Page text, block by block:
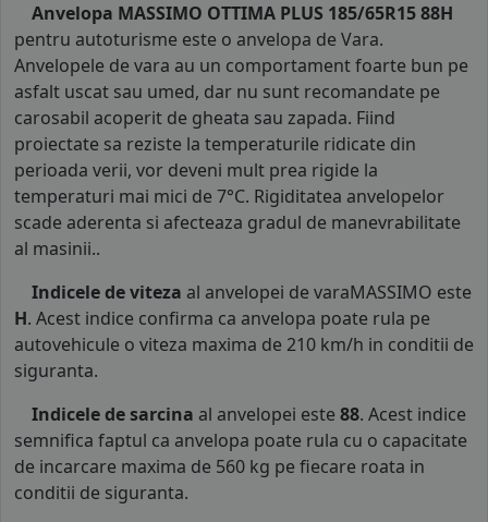
Anvelopa MASSIMO OTTIMA PLUS 185/65R15 88H
pentru autoturisme este o anvelopa de Vara.
Anvelopele de vara au un comportament foarte bun pe
asfalt uscat sau umed, dar nu sunt recomandate pe
carosabil acoperit de gheata sau zapada. Fiind
proiectate sa reziste la temperaturile ridicate din
perioada verii, vor deveni mult prea rigide la
temperaturi mai mici de 7°C. Rigiditatea anvelopelor
scade aderenta si afecteaza gradul de manevrabilitate
al masinii..
Indicele de viteza al anvelopei de varaMASSIMO este
H. Acest indice confirma ca anvelopa poate rula pe
autovehicule o viteza maxima de 210 km/h in conditii de
siguranta.
Indicele de sarcina al anvelopei este 88. Acest indice
semnifica faptul ca anvelopa poate rula cu o capacitate
de incarcare maxima de 560 kg pe fiecare roata in
conditii de siguranta.